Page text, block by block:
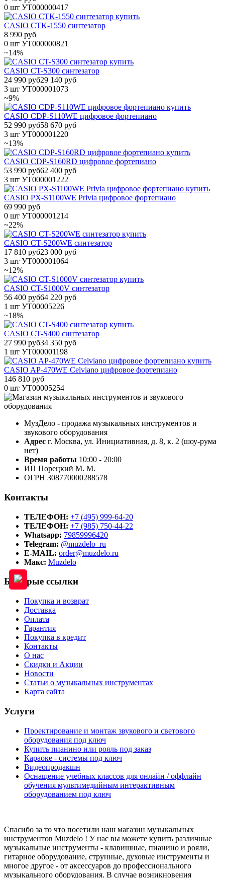
0 шт УТ000000417
CASIO CTK-1550 синтезатор
8 990 руб
0 шт УТ000000821
~14%
CASIO CT-S300 синтезатор
24 990 руб29 140 руб
3 шт УТ000001073
~9%
CASIO CDP-S110WE цифровое фортепиано
52 990 руб58 670 руб
3 шт УТ000001220
~13%
CASIO CDP-S160RD цифровое фортепиано
53 990 руб62 400 руб
3 шт УТ000001222
CASIO PX-S1100WE Privia цифровое фортепиано
69 990 руб
0 шт УТ000001214
~22%
CASIO CT-S200WE синтезатор
17 810 руб23 000 руб
3 шт УТ000001064
~12%
CASIO CT-S1000V синтезатор
56 400 руб64 220 руб
1 шт УТ00005226
~18%
CASIO CT-S400 синтезатор
27 990 руб34 350 руб
1 шт УТ000001198
CASIO AP-470WE Celviano цифровое фортепиано
146 810 руб
0 шт УТ00005254
МузДело - продажа музыкальных инструментов и
звукового оборудования
Адрес г. Москва, ул. Инициативная, д. 8, к. 2 (шоу-рума
нет)
Время работы 10:00 - 20:00
ИП Порецкий М. М.
ОГРН 308770000288578
Контакты
ТЕЛЕФОН: +7 (495) 999-64-20
ТЕЛЕФОН: +7 (985) 750-44-22
Whatsapp: 79859996420
Telegram: @muzdelo_ru
E-MAIL: order@muzdelo.ru
Макс: Muzdelo
Быстрые ссылки
Покупка и возврат
Доставка
Оплата
Гарантия
Покупка в кредит
Контакты
О нас
Скидки и Акции
Новости
Статьи о музыкальных инструментах
Карта сайта
Услуги
Проектирование и монтаж звукового и светового
оборудования под ключ
Купить пианино или рояль под заказ
Караоке - системы под ключ
Видеопродакшн
Оснащение учебных классов для онлайн / оффлайн
обучения мультимедийным интерактивным
оборудованием под ключ
Спасибо за то что посетили наш магазин музыкальных
инструментов Muzdelo ! У нас вы можете купить различные
музыкальные инструменты - клавишные, пианино и рояли,
гитарное оборудование, струнные, духовые инструменты и
многое другое - от аксессуаров до профессионального
музыкального оборудования. В случае возникновения